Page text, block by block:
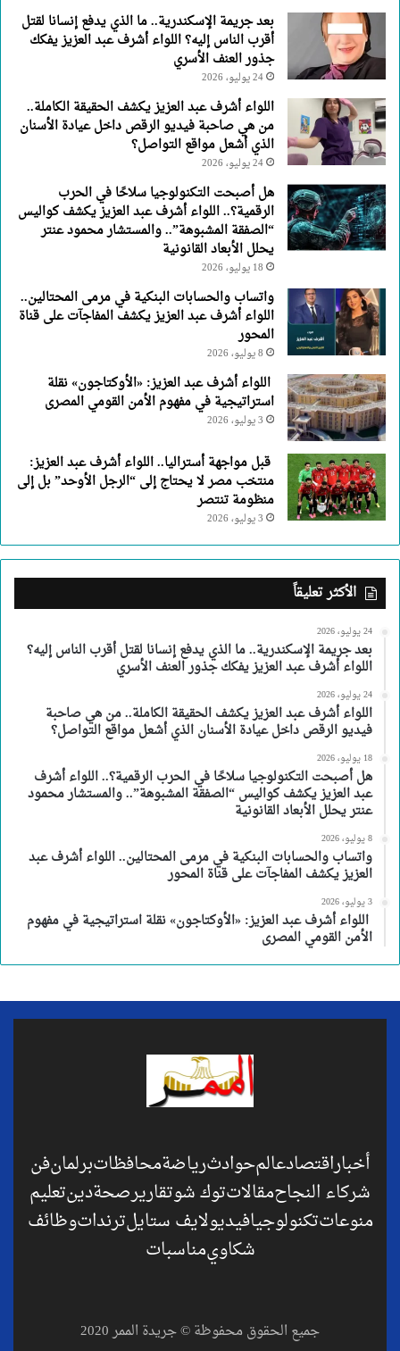
جذور
العنف
الأسري
بعد جريمة الإسكندرية.. ما الذي يدفع إنسانا لقتل
أقرب الناس إليه؟ اللواء أشرف عبد العزيز يفكك
جذور العنف الأسري
24 يوليو، 2026
اللواء أشرف عبد العزيز يكشف الحقيقة الكاملة..
من هي صاحبة فيديو الرقص داخل عيادة الأسنان
الذي أشعل مواقع التواصل؟
24 يوليو، 2026
هل أصبحت التكنولوجيا سلاحًا في الحرب
الرقمية؟.. اللواء أشرف عبد العزيز يكشف كواليس
“الصفقة المشبوهة”.. والمستشار محمود عنتر
يحلل الأبعاد القانونية
18 يوليو، 2026
واتساب والحسابات البنكية في مرمى المحتالين..
اللواء أشرف عبد العزيز يكشف المفاجآت على قناة
المحور
8 يوليو، 2026
اللواء أشرف عبد العزيز: «الأوكتاجون» نقلة
استراتيجية في مفهوم الأمن القومي المصرى
3 يوليو، 2026
قبل مواجهة أستراليا.. اللواء أشرف عبد العزيز:
منتخب مصر لا يحتاج إلى “الرجل الأوحد” بل إلى
منظومة تنتصر
3 يوليو، 2026
الأكثر تعليقاً
24 يوليو، 2026
بعد جريمة الإسكندرية.. ما الذي يدفع إنسانا لقتل أقرب الناس إليه؟
اللواء أشرف عبد العزيز يفكك جذور العنف الأسري
24 يوليو، 2026
اللواء أشرف عبد العزيز يكشف الحقيقة الكاملة.. من هي صاحبة
فيديو الرقص داخل عيادة الأسنان الذي أشعل مواقع التواصل؟
18 يوليو، 2026
هل أصبحت التكنولوجيا سلاحًا في الحرب الرقمية؟.. اللواء أشرف
عبد العزيز يكشف كواليس “الصفقة المشبوهة”.. والمستشار محمود
عنتر يحلل الأبعاد القانونية
8 يوليو، 2026
واتساب والحسابات البنكية في مرمى المحتالين.. اللواء أشرف عبد
العزيز يكشف المفاجآت على قناة المحور
3 يوليو، 2026
اللواء أشرف عبد العزيز: «الأوكتاجون» نقلة استراتيجية في مفهوم
الأمن القومي المصرى
أخباراقتصادعالمحوادثرياضةمحافظاتبرلمانفن
شركاء النجاحمقالاتتوك شوتقاريرصحةدينتعليم
منوعاتتكنولوجيافيديولايف ستايلترنداتوظائف
شكاويمناسبات
جميع الحقوق محفوظة © جريدة الممر 2020